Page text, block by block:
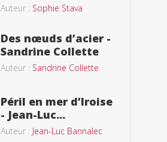
Auteur : Sophie Stava
Des nœuds d’acier -
Sandrine Collette
Auteur : Sandrine Collette
Péril en mer d’Iroise
- Jean-Luc...
Auteur : Jean-Luc Bannalec